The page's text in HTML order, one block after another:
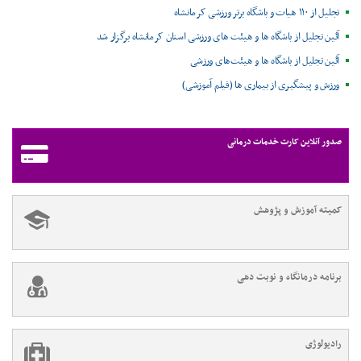
تجلیل از ۱۱۰ هیات و باشگاه برتر ورزشی کرمانشاه
آئین تجلیل از باشگاه ها و هیئت های ورزشی استان کرمانشاه برگزار شد
آئین تجلیل از باشگاه ها و هیئت‌های ورزشی
ورزش و پیشگیری از بیماری ها (فیلم آموزشی)
صدور آنلاین کارت خدمات درمانی
کمیته آموزش و پژوهش
برنامه درمانگاه و نوبت دهی
رادیولوژی